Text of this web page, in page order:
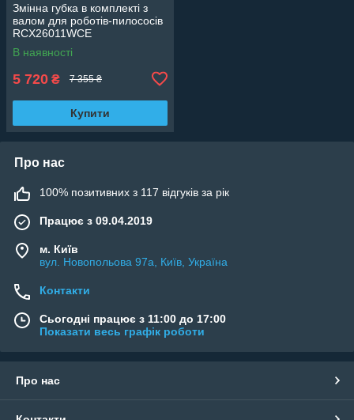
Змінна губка в комплекті з
валом для роботів-пилососів
RCX26011WCE
В наявності
5 720 ₴ 7 355 ₴
Купити
Про нас
100% позитивних з 117 відгуків за рік
Працює з 09.04.2019
м. Київ
вул. Новопольова 97а, Київ, Україна
Контакти
Сьогодні працює з 11:00 до 17:00
Показати весь графік роботи
Про нас